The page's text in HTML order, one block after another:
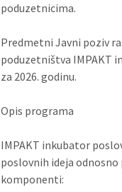
poduzetnicima.
Predmetni Javni poziv
poduzetništva IMPAKT
za 2026. godinu.
Opis programa
IMPAKT inkubator
poslovnih ideja
komponenti: